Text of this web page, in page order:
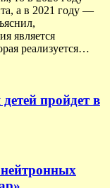
а в 2021 году —
является
реализуется…
пройдет в